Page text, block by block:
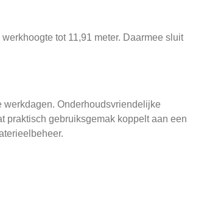
tot 11,91 meter. Daarmee sluit
Onderhoudsvriendelijke
praktisch gebruiksgemak koppelt aan een